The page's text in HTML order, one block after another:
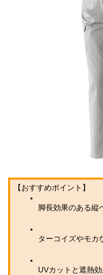
【おすすめポイント】
脚長効果のある縦
ターコイズやモカ
UVカットと遮熱